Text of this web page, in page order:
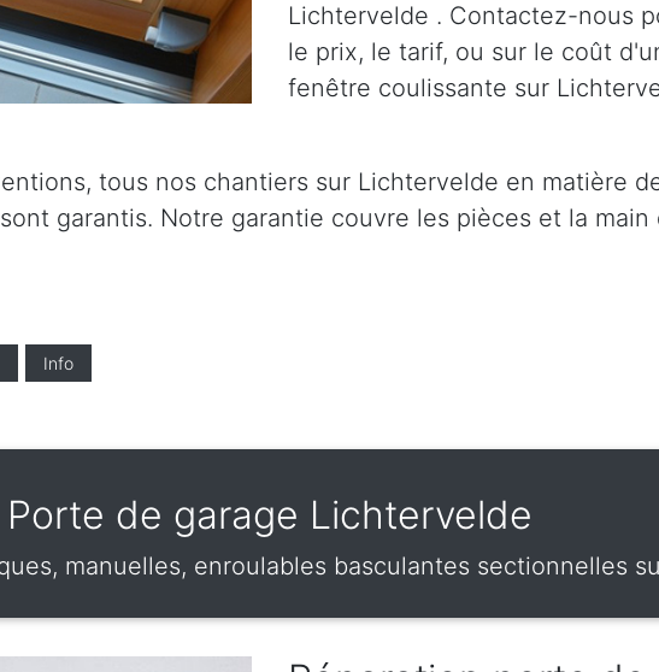
Lichtervelde . Contactez-nous
le prix, le tarif, ou sur le coût
fenêtre coulissante sur
tous nos chantiers sur Lichtervelde en matière
garantis. Notre garantie couvre les pièces et la main
Info
Porte de garage Lichtervelde
manuelles, enroulables basculantes sectionnelles